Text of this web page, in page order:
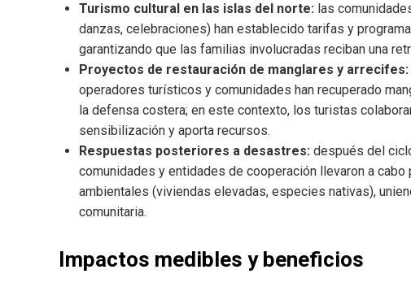
Turismo cultural en las islas del norte: las
danzas, celebraciones) han establecido tarifas y
garantizando que las familias involucradas reciban una
Proyectos de restauración de manglares y arrecifes:
operadores turísticos y comunidades han recuperado
la defensa costera; en este contexto, los turistas
sensibilización y aporta recursos.
Respuestas posteriores a desastres: después del
comunidades y entidades de cooperación llevaron a
ambientales (viviendas elevadas, especies nativas),
comunitaria.
Impactos medibles y beneficios